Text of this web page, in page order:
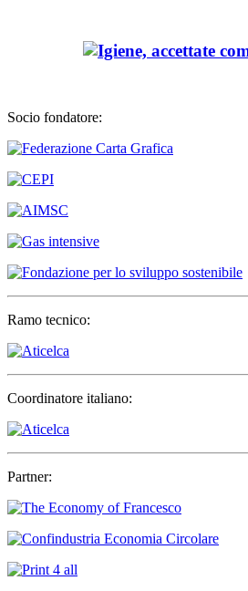
Socio fondatore:
Ramo tecnico:
Coordinatore italiano:
Partner: